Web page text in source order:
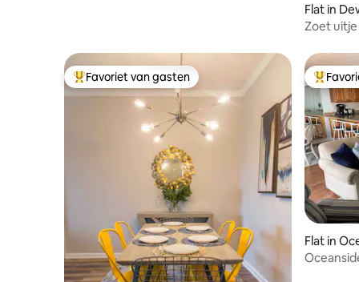
Flat in
Zoet
Topfavoriet van gasten
Favoriet van gasten
Flat in